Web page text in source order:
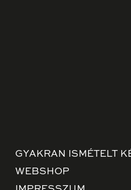
GYAKRAN ISMÉTELT
WEBSHOP